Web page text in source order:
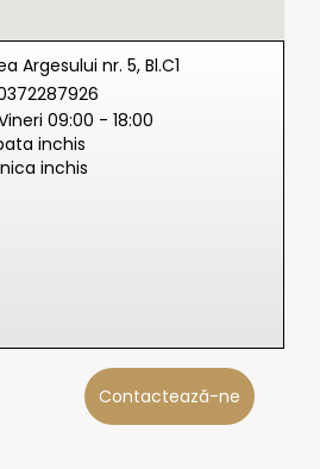
Argesului nr. 5, Bl.C1
09:00 - 18:00
inchis
inchis
Contactează-ne